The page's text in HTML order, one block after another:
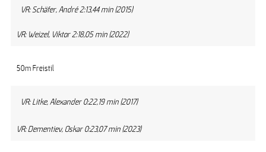
VR: Schäfer, André 2:13,44 min (2015)
VR: Weizel, Viktor 2:18,05 min (2022)
50m Freistil
VR: Litke, Alexander 0:22,19 min (2017)
VR: Dementiev, Oskar 0:23,07 min (2023)